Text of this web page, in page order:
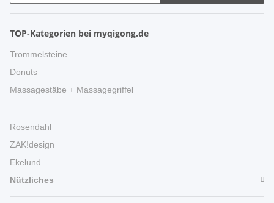
TOP-Kategorien bei myqigong.de
Trommelsteine
Donuts
Massagestäbe + Massagegriffel
Rosendahl
ZAK!design
Ekelund
Nützliches